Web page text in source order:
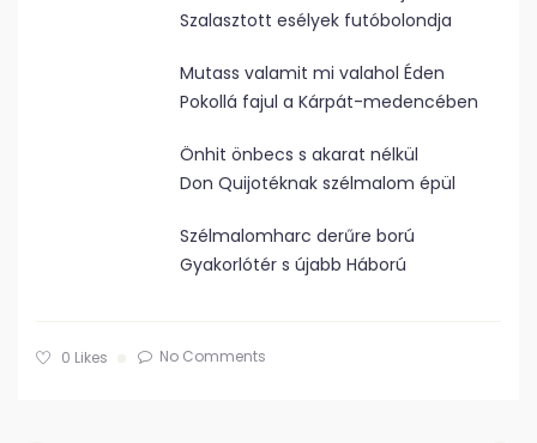
Szalasztott esélyek futóbolondja
Mutass valamit mi valahol Éden
Pokollá fajul a Kárpát-medencében
Önhit önbecs s akarat nélkül
Don Quijotéknak szélmalom épül
Szélmalomharc derűre ború
Gyakorlótér s újabb Háború
0 Likes No Comments